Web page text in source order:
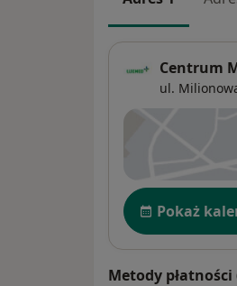
Centrum
ul.
Dostępność
Pokaż
Metody